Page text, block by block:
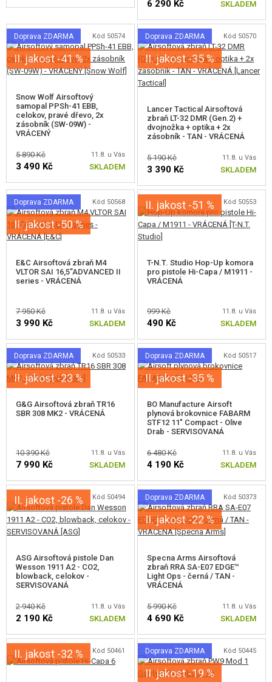
JÍDLO
STAVEBNICE, MODELY
REKLAMNÍ PŘEDMĚTY
POŠKOZENÉ, POUŽITÉ ZBOŽÍ
ROZBALENÉ, FUNKČNÍ ZBOŽÍ
VADNÉ A NEFUNKČNÍ ZBOŽÍ
NOVINKY
SLEVY, AKCE
KONTAKT
6 290 Kč SKLADEM
Doprava ZDARMA
II. jakost -41 %
Kód 50574
Snow Wolf Airsoftový
samopal PPSh-41 EBB,
celokov, pravé dřevo, 2x
zásobník (SW-09W) -
VRÁCENÝ
5 890 Kč 11.8. u Vás
3 490 Kč SKLADEM
Doprava ZDARMA
II. jakost -35 %
Kód 50570
Lancer Tactical Airsoftová
zbraň LT-32 DMR (Gen.2) +
dvojnožka + optika + 2x
zásobník - TAN - VRÁCENÁ
5 190 Kč 11.8. u Vás
3 390 Kč SKLADEM
Doprava ZDARMA
II. jakost -50 %
Kód 50568
E&C Airsoftová zbraň M4
VLTOR SAI 16,5”ADVANCED II
series - VRÁCENÁ
7 950 Kč 11.8. u Vás
3 990 Kč SKLADEM
II. jakost -51 % Kód 50553
T-N.T. Studio Hop-Up komora
pro pistole Hi-Capa / M1911 -
VRÁCENÁ
999 Kč 11.8. u Vás
490 Kč SKLADEM
Doprava ZDARMA
II. jakost -23 %
Kód 50533
G&G Airsoftová zbraň TR16
SBR 308 MK2 - VRÁCENÁ
10 390 Kč 11.8. u Vás
7 990 Kč SKLADEM
Doprava ZDARMA
II. jakost -35 %
Kód 50517
BO Manufacture Airsoft
plynová brokovnice FABARM
STF12 11" Compact - Olive
Drab - SERVISOVANÁ
6 480 Kč 11.8. u Vás
4 190 Kč SKLADEM
II. jakost -26 % Kód 50494
ASG Airsoftová pistole Dan
Wesson 1911 A2 - CO2,
blowback, celokov -
SERVISOVANÁ
2 940 Kč 11.8. u Vás
2 190 Kč SKLADEM
Doprava ZDARMA
II. jakost -22 %
Kód 50373
Specna Arms Airsoftová
zbraň RRA SA-E07 EDGE™
Light Ops - černá / TAN -
VRÁCENÁ
5 990 Kč 11.8. u Vás
4 690 Kč SKLADEM
II. jakost -32 % Kód 50461 Doprava ZDARMA
II. jakost -19 %
Kód 50445